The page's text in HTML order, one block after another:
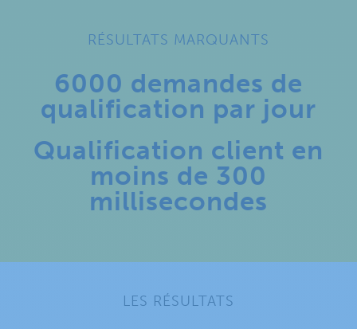
RÉSULTATS MARQUANTS
6000 demandes de
qualification par jour
Qualification client en
moins de 300
millisecondes
LES RÉSULTATS